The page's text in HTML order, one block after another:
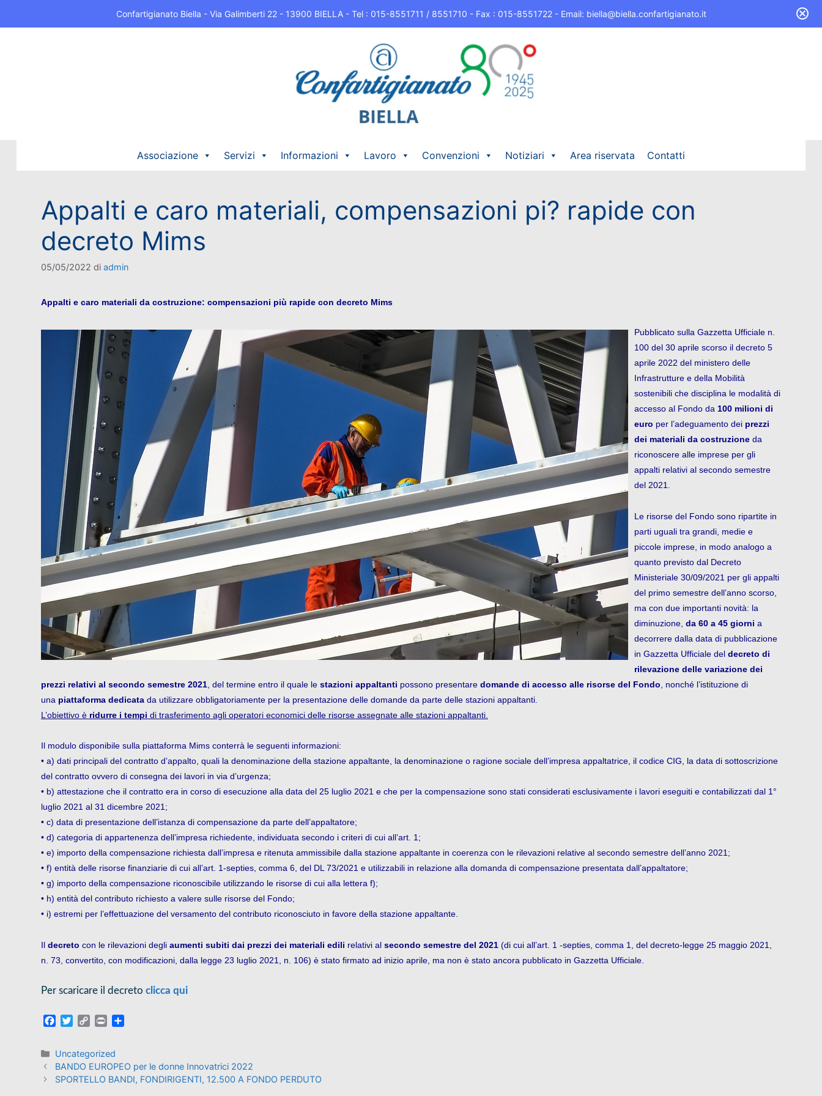
Confartigianato Biella - Via Galimberti 22 - 13900 BIELLA - Tel : 015-8551711 / 8551710 - Fax : 015-8551722 - Email: biella@biella.confartigianato.it
Associazione Servizi Informazioni Lavoro Convenzioni Notiziari Area riservata Contatti
Appalti e caro materiali, compensazioni pi? rapide con
decreto Mims
05/05/2022 di admin
Appalti e caro materiali da costruzione: compensazioni più rapide con decreto Mims
Pubblicato sulla Gazzetta Ufficiale n.
100 del 30 aprile scorso il decreto 5
aprile 2022 del ministero delle
Infrastrutture e della Mobilità
sostenibili che disciplina le modalità di
accesso al Fondo da 100 milioni di
euro per l’adeguamento dei prezzi
dei materiali da costruzione da
riconoscere alle imprese per gli
appalti relativi al secondo semestre
del 2021.
Le risorse del Fondo sono ripartite in
parti uguali tra grandi, medie e
piccole imprese, in modo analogo a
quanto previsto dal Decreto
Ministeriale 30/09/2021 per gli appalti
del primo semestre dell’anno scorso,
ma con due importanti novità: la
diminuzione, da 60 a 45 giorni a
decorrere dalla data di pubblicazione
in Gazzetta Ufficiale del decreto di
rilevazione delle variazione dei
prezzi relativi al secondo semestre 2021 , del termine entro il quale le stazioni appaltanti possono presentare domande di accesso alle risorse del Fondo , nonché l’istituzione di
una piattaforma dedicata da utilizzare obbligatoriamente per la presentazione delle domande da parte delle stazioni appaltanti.
L’obiettivo è ridurre i tempi di trasferimento agli operatori economici delle risorse assegnate alle stazioni appaltanti.
Il modulo disponibile sulla piattaforma Mims conterrà le seguenti informazioni:
• a) dati principali del contratto d’appalto, quali la denominazione della stazione appaltante, la denominazione o ragione sociale dell’impresa appaltatrice, il codice CIG, la data di sottoscrizione
del contratto ovvero di consegna dei lavori in via d’urgenza;
• b) attestazione che il contratto era in corso di esecuzione alla data del 25 luglio 2021 e che per la compensazione sono stati considerati esclusivamente i lavori eseguiti e contabilizzati dal 1°
luglio 2021 al 31 dicembre 2021;
• c) data di presentazione dell’istanza di compensazione da parte dell’appaltatore;
• d) categoria di appartenenza dell’impresa richiedente, individuata secondo i criteri di cui all’art. 1;
• e) importo della compensazione richiesta dall’impresa e ritenuta ammissibile dalla stazione appaltante in coerenza con le rilevazioni relative al secondo semestre dell’anno 2021;
• f) entità delle risorse finanziarie di cui all’art. 1-septies, comma 6, del DL 73/2021 e utilizzabili in relazione alla domanda di compensazione presentata dall’appaltatore;
• g) importo della compensazione riconoscibile utilizzando le risorse di cui alla lettera f);
• h) entità del contributo richiesto a valere sulle risorse del Fondo;
• i) estremi per l’effettuazione del versamento del contributo riconosciuto in favore della stazione appaltante.
Il decreto con le rilevazioni degli aumenti subiti dai prezzi dei materiali edili relativi al secondo semestre del 2021 (di cui all’art. 1 -septies, comma 1, del decreto-legge 25 maggio 2021,
n. 73, convertito, con modificazioni, dalla legge 23 luglio 2021, n. 106) è stato firmato ad inizio aprile, ma non è stato ancora pubblicato in Gazzetta Ufficiale.
Per scaricare il decreto clicca qui
e
b
o
t
t
e
C
y
L
i
n
t
i
v
Uncategorized
BANDO EUROPEO per le donne Innovatrici 2022
SPORTELLO BANDI, FONDIRIGENTI, 12.500 A FONDO PERDUTO